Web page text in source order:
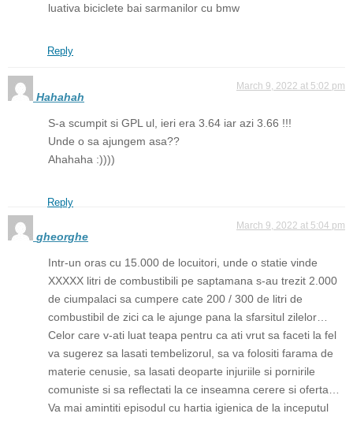
luativa biciclete bai sarmanilor cu bmw
Reply
Hahahah
March 9, 2022 at 5:02 pm
S-a scumpit si GPL ul, ieri era 3.64 iar azi 3.66 !!!
Unde o sa ajungem asa??
Ahahaha :))))
Reply
gheorghe
March 9, 2022 at 5:04 pm
Intr-un oras cu 15.000 de locuitori, unde o statie vinde
XXXXX litri de combustibili pe saptamana s-au trezit 2.000
de ciumpalaci sa cumpere cate 200 / 300 de litri de
combustibil de zici ca le ajunge pana la sfarsitul zilelor…
Celor care v-ati luat teapa pentru ca ati vrut sa faceti la fel
va sugerez sa lasati tembelizorul, sa va folositi farama de
materie cenusie, sa lasati deoparte injuriile si pornirile
comuniste si sa reflectati la ce inseamna cerere si oferta…
Va mai amintiti episodul cu hartia igienica de la inceputul